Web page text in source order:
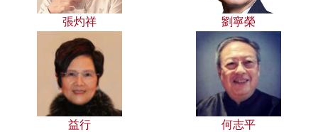
張灼祥 劉寧榮
益行 何志平